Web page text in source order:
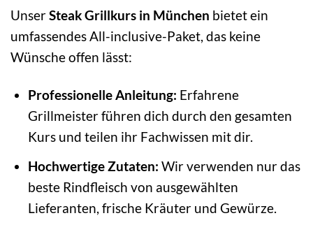
UnserSteak Grillkurs in München bietet ein
umfassendes All-inclusive-Paket, das keine
Wünsche offen lässt:
Professionelle Anleitung: Erfahrene
Grillmeister führen dich durch den gesamten
Kurs und teilen ihr Fachwissen mit dir.
Hochwertige Zutaten: Wir verwenden nur das
beste Rindfleisch von ausgewählten
Lieferanten, frische Kräuter und Gewürze.